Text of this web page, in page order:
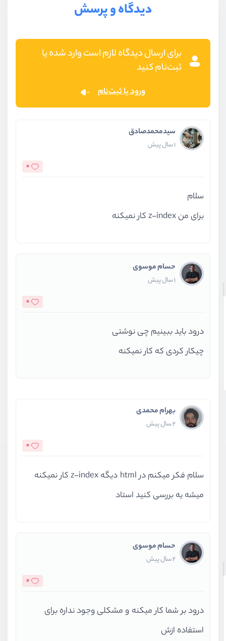
دیدگاه و پرسش
برای ارسال دیدگاه لازم است وارد شده یا
ثبت‌نام کنید
ورود یا ثبت‌نام
سیدمحمدصادق
1 سال پیش
0
سلام
برای من z-index کار نمیکنه
حسام موسوی
1 سال پیش
0
درود باید ببینیم چی نوشتی
چیکار کردی که کار نمیکنه
بهرام محمدی
2 سال پیش
0
سلام فکر میکنم در html دیگه z-index کار نمیکنه
میشه یه بررسی کنید استاد
حسام موسوی
2 سال پیش
0
درود بر شما کار میکنه و مشکلی وجود نداره برای
استفاده ازش